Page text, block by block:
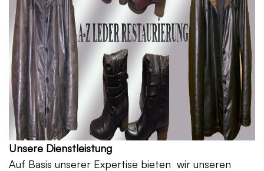
Unsere Dienstleistung
Auf Basis unserer Expertise bieten wir unseren